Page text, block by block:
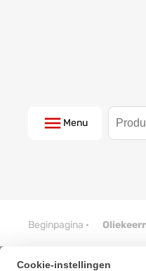
Menu
Beginpagina ·
Cookie-instellingen